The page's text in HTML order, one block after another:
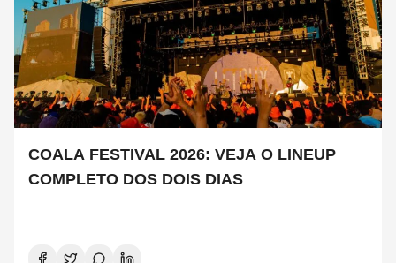
COALA FESTIVAL 2026: VEJA O LINEUP
COMPLETO DOS DOIS DIAS